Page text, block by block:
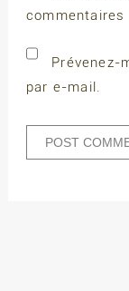
commentaires
Prévenez-
par e-mail.